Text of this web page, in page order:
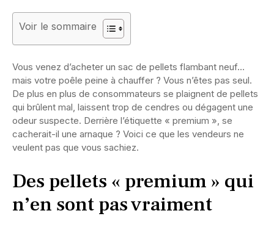
Voir le sommaire
Vous venez d’acheter un sac de pellets flambant neuf…
mais votre poêle peine à chauffer ? Vous n’êtes pas seul.
De plus en plus de consommateurs se plaignent de pellets
qui brûlent mal, laissent trop de cendres ou dégagent une
odeur suspecte. Derrière l’étiquette « premium », se
cacherait-il une arnaque ? Voici ce que les vendeurs ne
veulent pas que vous sachiez.
Des pellets « premium » qui
n’en sont pas vraiment